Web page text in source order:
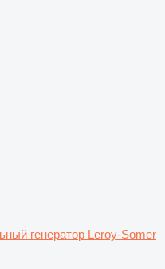
генератор Leroy-Somer